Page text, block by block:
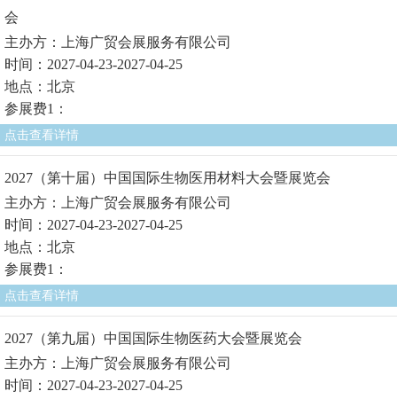
会
主办方：上海广贸会展服务有限公司
时间：2027-04-23-2027-04-25
地点：北京
参展费1：
点击查看详情
2027（第十届）中国国际生物医用材料大会暨展览会
主办方：上海广贸会展服务有限公司
时间：2027-04-23-2027-04-25
地点：北京
参展费1：
点击查看详情
2027（第九届）中国国际生物医药大会暨展览会
主办方：上海广贸会展服务有限公司
时间：2027-04-23-2027-04-25